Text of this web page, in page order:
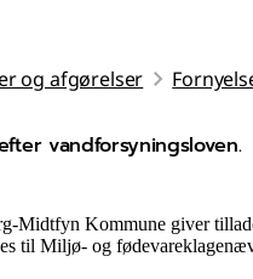
og afgørelser
vandforsyningsloven.
Midtfyn Kommune giver
til Miljø- og